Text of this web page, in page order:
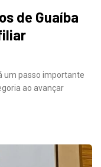
de Guaíba
um passo importante
ao avançar